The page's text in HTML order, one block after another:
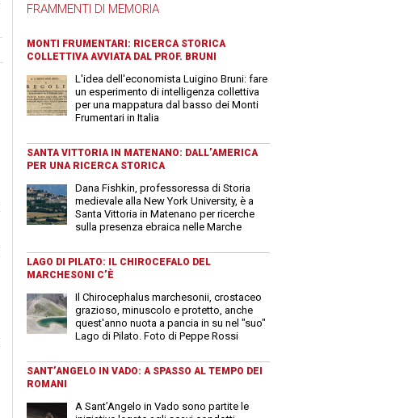
FRAMMENTI DI MEMORIA
MONTI FRUMENTARI: RICERCA STORICA
COLLETTIVA AVVIATA DAL PROF. BRUNI
L'idea dell'economista Luigino Bruni: fare
un esperimento di intelligenza collettiva
per una mappatura dal basso dei Monti
Frumentari in Italia
SANTA VITTORIA IN MATENANO: DALL’AMERICA
PER UNA RICERCA STORICA
Dana Fishkin, professoressa di Storia
medievale alla New York University, è a
Santa Vittoria in Matenano per ricerche
sulla presenza ebraica nelle Marche
LAGO DI PILATO: IL CHIROCEFALO DEL
MARCHESONI C’È
Il Chirocephalus marchesonii, crostaceo
grazioso, minuscolo e protetto, anche
quest'anno nuota a pancia in su nel "suo"
Lago di Pilato. Foto di Peppe Rossi
SANT’ANGELO IN VADO: A SPASSO AL TEMPO DEI
ROMANI
A Sant’Angelo in Vado sono partite le